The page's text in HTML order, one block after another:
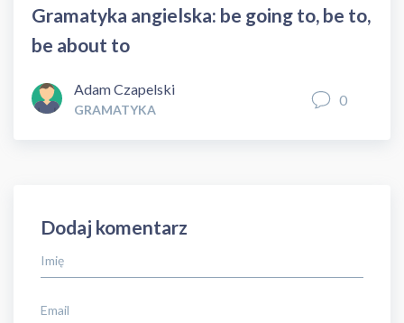
Gramatyka angielska: be going to, be to,
be about to
Adam Czapelski
GRAMATYKA
0
Dodaj komentarz
Imię
Email